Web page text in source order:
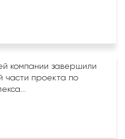
компании завершили
части проекта по